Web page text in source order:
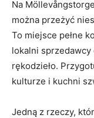
Na
można przeżyć
To miejsce pełne‍
⁤lokalni‌
rękodzieło.
kulturze i kuchni
Jedną z rzeczy,